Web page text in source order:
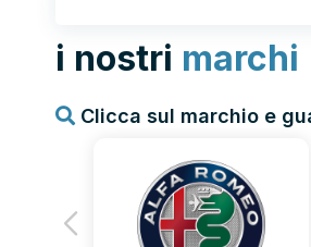
i nostri marchi
Clicca sul marchio e